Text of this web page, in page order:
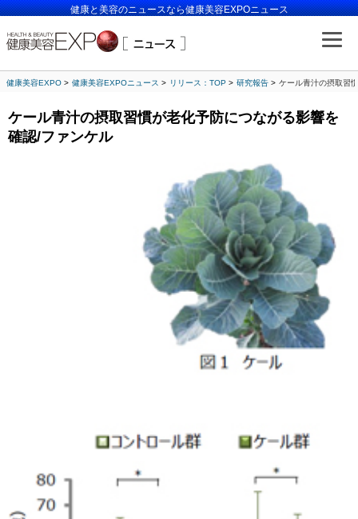
健康と美容のニュースなら健康美容EXPOニュース
健康美容EXPO 健康美容EXPOニュース リリース：TOP 研究報告 ケール青汁の摂取習
ケール青汁の摂取習慣が老化予防につながる影響を
確認/ファンケル